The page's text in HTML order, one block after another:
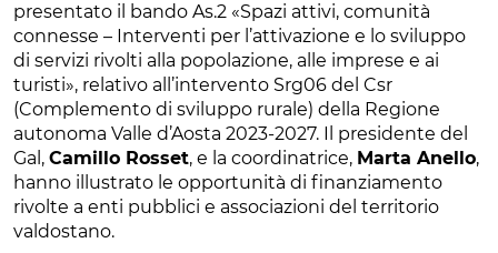
presentato il bando As.2 «Spazi attivi, comunità
connesse – Interventi per l’attivazione e lo sviluppo
di servizi rivolti alla popolazione, alle imprese e ai
turisti», relativo all’intervento Srg06 del Csr
(Complemento di sviluppo rurale) della Regione
autonoma Valle d’Aosta 2023-2027. Il presidente del
Gal, Camillo Rosset, e la coordinatrice, Marta Anello,
hanno illustrato le opportunità di finanziamento
rivolte a enti pubblici e associazioni del territorio
valdostano.